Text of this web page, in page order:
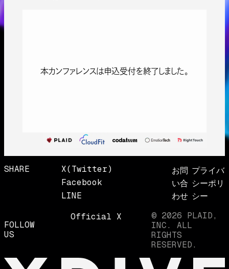
本カンファレンスは申込受付を終了しました。
SHARE
X(twitter)
Facebook
LINE
FOLLOW
US
Official X
お問
い合
わせ
プライバ
シーポリ
シー
© 2026 PLAID,
INC. ALL
RIGHTS
RESERVED.